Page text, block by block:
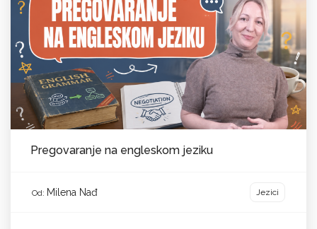
Pregovaranje na engleskom jeziku
Od: Milena Nađ Jezici